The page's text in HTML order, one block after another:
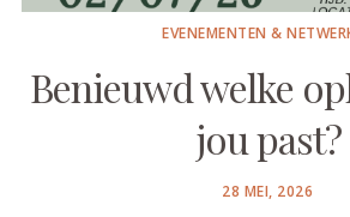
EVENEMENTEN &
Benieuwd welke
jou past?
POSTED
28 MEI, 2026